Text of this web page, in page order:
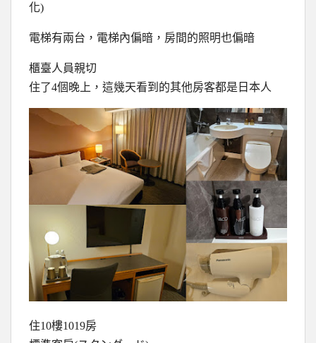
化)
電梯有兩台，電梯內偏暗，房間的照明也偏暗
櫃臺人員親切
住了4個晚上，這幾天看到的其他房客都是日本人
住10樓1019房